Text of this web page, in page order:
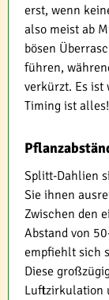
erst, wenn
also meist ab
bösen
führen,
verkürzt. Es ist
Timing ist alles!
Splitt-Dahlien
Sie ihnen
Zwischen den
Abstand von
empfiehlt sich
Diese
Luftzirkulation